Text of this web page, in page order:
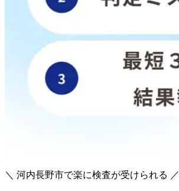
＼ 河内長野市で楽に検査が受けられる ／